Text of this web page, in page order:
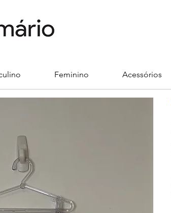
Feminino Acessórios